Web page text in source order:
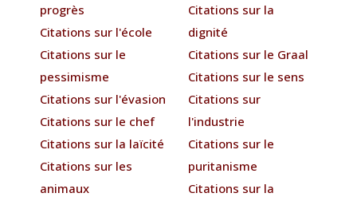
progrès
Citations sur l'école
Citations sur le
pessimisme
Citations sur l'évasion
Citations sur le chef
Citations sur la laïcité
Citations sur les
animaux
Citations sur la
dignité
Citations sur le Graal
Citations sur le sens
Citations sur
l'industrie
Citations sur le
puritanisme
Citations sur la